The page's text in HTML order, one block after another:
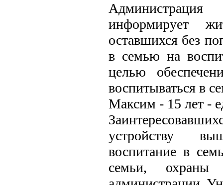
информирует
оставшихся без
в семью на
целью
воспитываться в
Максим - 15 лет -
устройству
воспитание в
семьи, охраны